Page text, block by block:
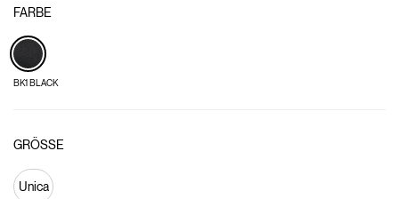
FARBE
BK1 BLACK
GRÖSSE
Unica